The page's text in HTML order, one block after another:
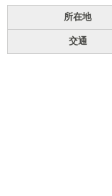
所在地
交通